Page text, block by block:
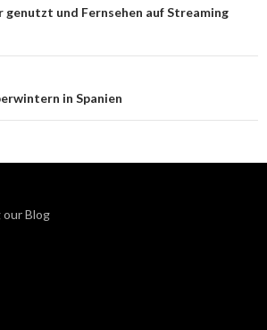
und Fernsehen auf Streaming
in Spanien
Blog